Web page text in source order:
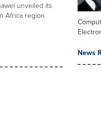
unveiled its
Africa region
News